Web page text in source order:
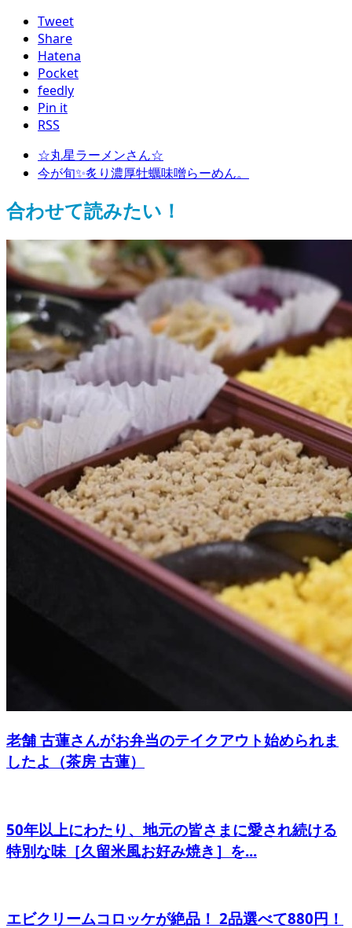
Tweet
Share
Hatena
Pocket
feedly
Pin it
RSS
☆丸星ラーメンさん☆
今が旬✨炙り濃厚牡蠣味噌らーめん。
合わせて読みたい！
老舗 古蓮さんがお弁当のテイクアウト始められま
したよ（茶房 古蓮）
50年以上にわたり、地元の皆さまに愛され続ける
特別な味［久留米風お好み焼き］を...
エビクリームコロッケが絶品！ 2品選べて880円！